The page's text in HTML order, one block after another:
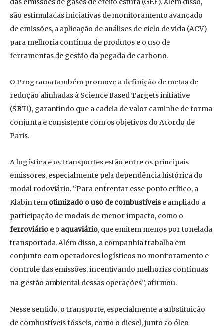
das emissões de gases de efeito estufa (GEE). Além disso,
são estimuladas iniciativas de monitoramento avançado
de emissões, a aplicação de análises de ciclo de vida (ACV)
para melhoria contínua de produtos e o uso de
ferramentas de gestão da pegada de carbono.
O Programa também promove a definição de metas de
redução alinhadas à Science Based Targets initiative
(SBTi), garantindo que a cadeia de valor caminhe de forma
conjunta e consistente com os objetivos do Acordo de
Paris.
A logística e os transportes estão entre os principais
emissores, especialmente pela dependência histórica do
modal rodoviário. “Para enfrentar esse ponto crítico, a
Klabin tem otimizado o uso de combustíveise ampliado a
participação de modais de menor impacto, como o
ferroviário e o aquaviário, que emitem menos por tonelada
transportada. Além disso, a companhia trabalha em
conjunto com operadores logísticos no monitoramento e
controle das emissões, incentivando melhorias contínuas
na gestão ambiental dessas operações”, afirmou.
Nesse sentido, o transporte, especialmente a substituição
de combustíveis fósseis, como o diesel, junto ao óleo